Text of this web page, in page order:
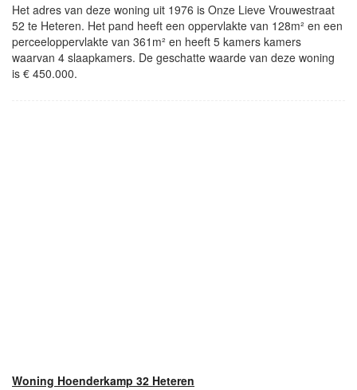
Het adres van deze woning uit 1976 is Onze Lieve Vrouwestraat
52 te Heteren. Het pand heeft een oppervlakte van 128m² en een
perceeloppervlakte van 361m² en heeft 5 kamers kamers
waarvan 4 slaapkamers. De geschatte waarde van deze woning
is € 450.000.
Woning Hoenderkamp 32 Heteren